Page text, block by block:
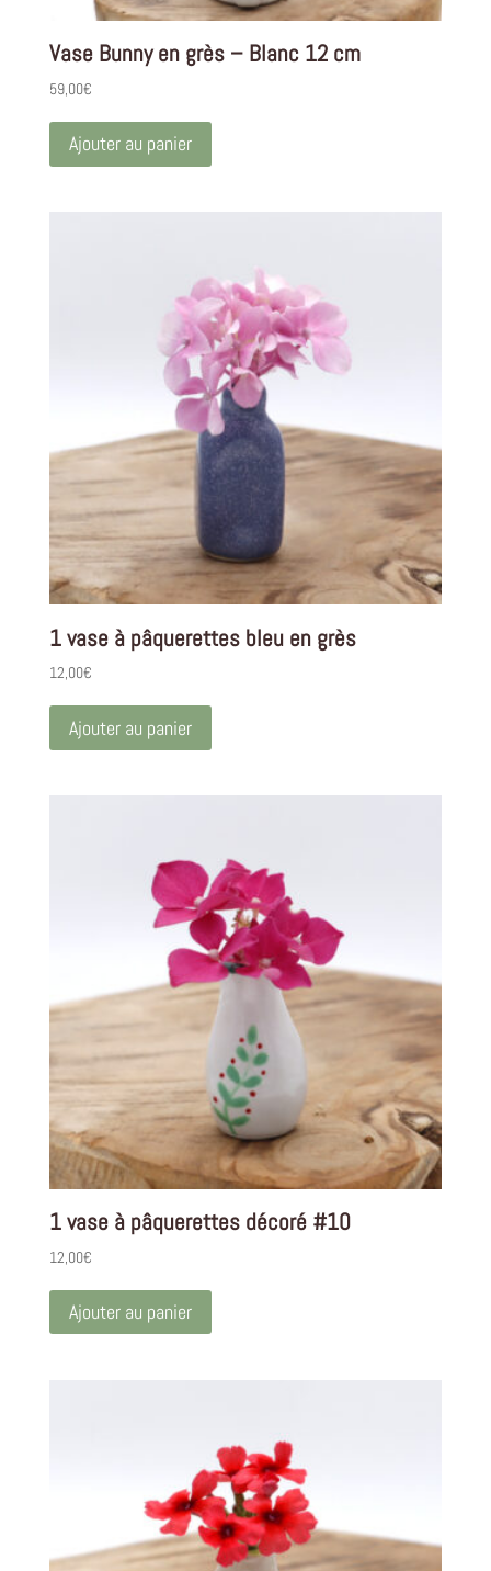
Vase Bunny en grès – Blanc 12 cm
59,00€
Ajouter au panier
1 vase à pâquerettes bleu en grès
12,00€
Ajouter au panier
1 vase à pâquerettes décoré #10
12,00€
Ajouter au panier